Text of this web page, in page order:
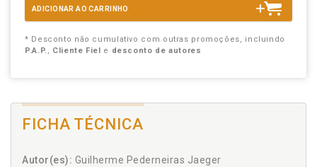
ADICIONAR AO CARRINHO
* Desconto não cumulativo com outras promoções, incluindo
P.A.P., Cliente Fiel e desconto de autores
FICHA TÉCNICA
Autor(es): Guilherme Pederneiras Jaeger